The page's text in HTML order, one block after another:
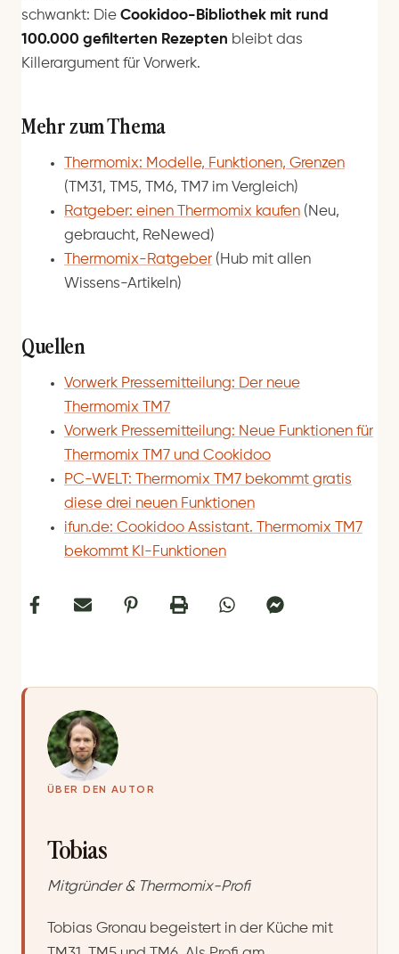
schwankt: Die Cookidoo-Bibliothek mit rund
100.000 gefilterten Rezepten bleibt das
Killerargument für Vorwerk.
Mehr zum Thema
Thermomix: Modelle, Funktionen, Grenzen
(TM31, TM5, TM6, TM7 im Vergleich)
Ratgeber: einen Thermomix kaufen (Neu,
gebraucht, ReNewed)
Thermomix-Ratgeber (Hub mit allen
Wissens-Artikeln)
Quellen
Vorwerk Pressemitteilung: Der neue
Thermomix TM7
Vorwerk Pressemitteilung: Neue Funktionen für
Thermomix TM7 und Cookidoo
PC-WELT: Thermomix TM7 bekommt gratis
diese drei neuen Funktionen
ifun.de: Cookidoo Assistant. Thermomix TM7
bekommt KI-Funktionen
ÜBER DEN AUTOR
Tobias
Mitgründer & Thermomix-Profi
Tobias Gronau begeistert in der Küche mit